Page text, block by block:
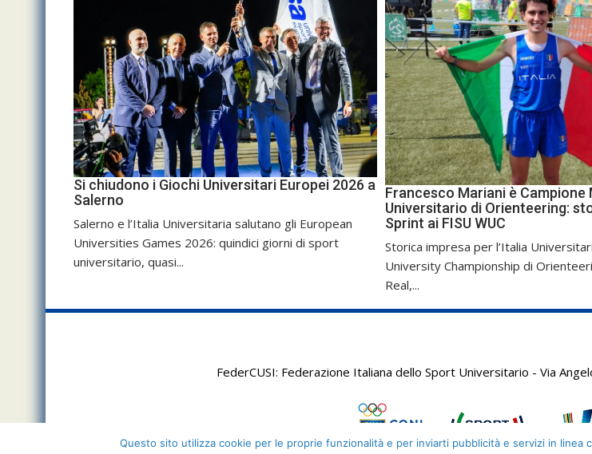
Si chiudono i Giochi Universitari Europei 2026 a
Salerno
Salerno e l’Italia Universitaria salutano gli European
Universities Games 2026: quindici giorni di sport
universitario, quasi...
Francesco Mariani è Campione
Universitario di Orienteering:
Sprint ai FISU WUC
Storica impresa per l’Italia
University Championship di
Real,...
FederCUSI: Federazione Italiana dello Sport Universitario - Via
Questo sito utilizza cookie per le proprie funzionalità e per inviarti pubblicità e servizi in linea